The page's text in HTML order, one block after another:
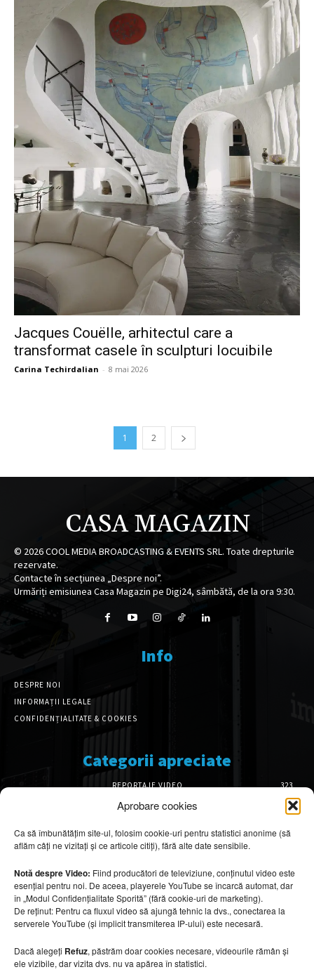
Aprobare cookies
Ca să îmbunătățim site-ul, folosim cookie-uri pentru statistici anonime (să
aflăm câți ne vizitați și ce articole citiți), fără alte date sensibile.
Notă despre Video: Fiind producători de televiziune, conținutul video este
esențial pentru noi. De aceea, playerele YouTube se încarcă automat, dar
în „Modul Confidențialitate Sporită” (fără cookie-uri de marketing).
De reținut: Pentru ca fluxul video să ajungă tehnic la dvs., conectarea la
serverele YouTube (și implicit transmiterea IP-ului) este necesară.
Dacă alegeți Refuz, păstrăm doar cookies necesare, videourile rămân și
ele vizibile, dar vizita dvs. nu va apărea în statistici.
Jacques Couëlle, arhitectul care a
transformat casele în sculpturi locuibile
Carina Techirdalian - 8 mai 2026
1 2
CASA MAGAZIN
© 2026COOL MEDIA BROADCASTING & EVENTS SRL. Toate drepturile
rezervate.
Contacte în secțiunea „Despre noi”.
Urmăriți emisiunea Casa Magazin pe Digi24, sâmbătă, de la ora 9:30.
Info
DESPRE NOI
INFORMAȚII LEGALE
CONFIDENȚIALITATE & COOKIES
Categorii apreciate
REPORTAJE VIDEO
323
AMENAJĂRI INTERIOARE
126
DESIGN INTERIOR
64
ARHITECTURĂ & DESIGN
OPINII & ANALIZE
43
Articole recomandate
Secretele construirii bungalourilor
6 august 2026